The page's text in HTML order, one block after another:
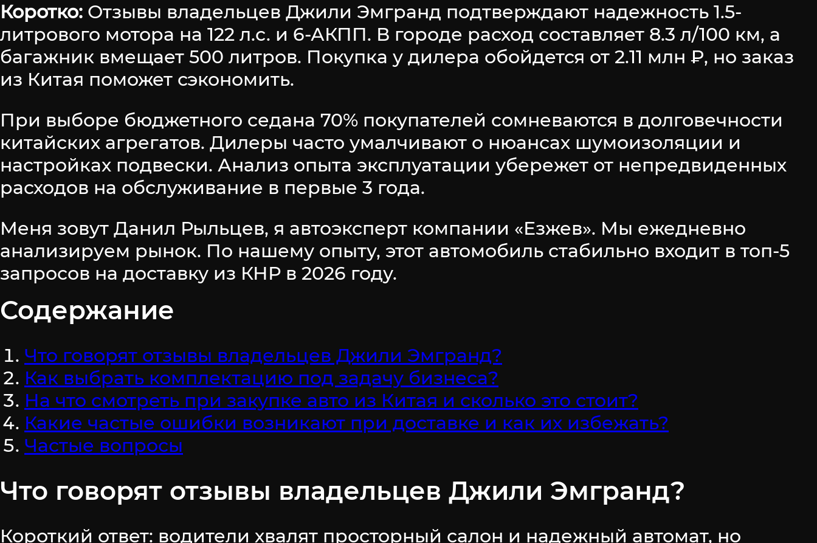
Коротко: Отзывы владельцев Джили Эмгранд подтверждают надежность 1.5-
литрового мотора на 122 л.с. и 6-АКПП. В городе расход составляет 8.3 л/100 км, а
багажник вмещает 500 литров. Покупка у дилера обойдется от 2.11 млн ₽, но заказ
из Китая поможет сэкономить.
При выборе бюджетного седана 70% покупателей сомневаются в долговечности
китайских агрегатов. Дилеры часто умалчивают о нюансах шумоизоляции и
настройках подвески. Анализ опыта эксплуатации убережет от непредвиденных
расходов на обслуживание в первые 3 года.
Меня зовут Данил Рыльцев, я автоэксперт компании «Езжев». Мы ежедневно
анализируем рынок. По нашему опыту, этот автомобиль стабильно входит в топ-5
запросов на доставку из КНР в 2026 году.
Содержание
Что говорят отзывы владельцев Джили Эмгранд?
Как выбрать комплектацию под задачу бизнеса?
На что смотреть при закупке авто из Китая и сколько это стоит?
Какие частые ошибки возникают при доставке и как их избежать?
Частые вопросы
Что говорят отзывы владельцев Джили Эмгранд?
Короткий ответ: водители хвалят просторный салон и надежный автомат, но